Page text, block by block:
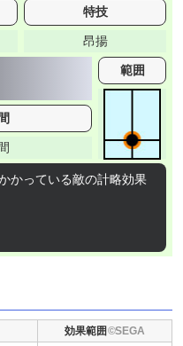
特技
昂揚
範囲
かっている敵の計略効果
効果範囲